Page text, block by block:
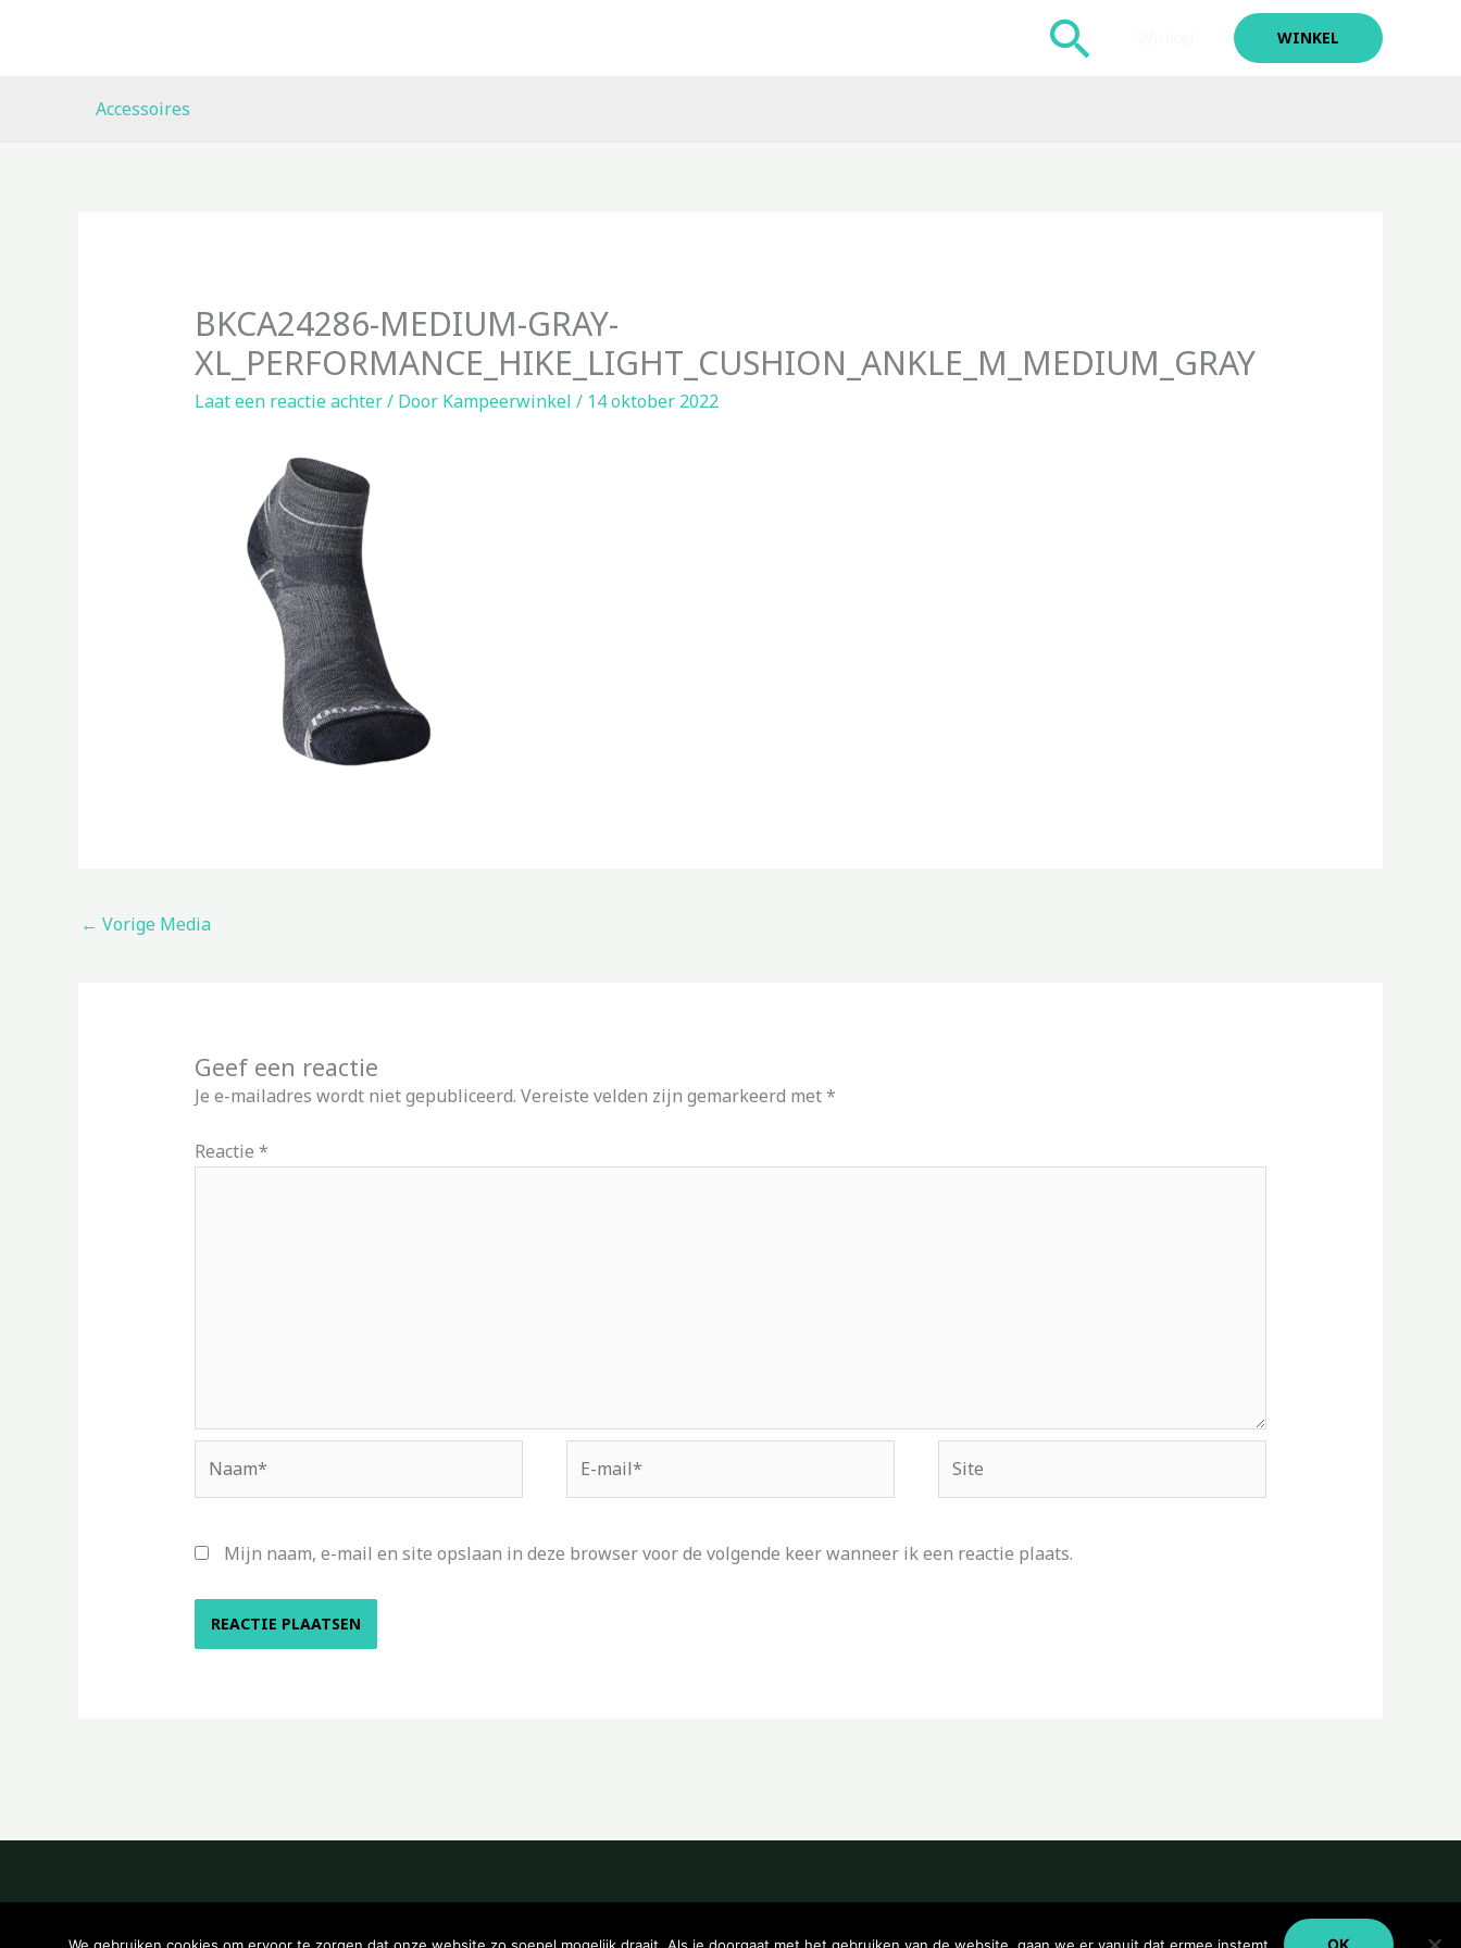
Zoeken WINKEL
Accessoires
BKCA24286-MEDIUM-GRAY-
XL_PERFORMANCE_HIKE_LIGHT_CUSHION_ANKLE_M_MEDIUM_GRAY
Laat een reactie achter/ Door Kampeerwinkel / 14 oktober 2022
← Vorige Media
Geef een reactie
Je e-mailadres wordt niet gepubliceerd. Vereiste velden zijn gemarkeerd met*
Reactie *
mail*
Mijn naam, e-mail en site opslaan in deze browser voor de volgende keer wanneer ik een reactie plaats.
OK